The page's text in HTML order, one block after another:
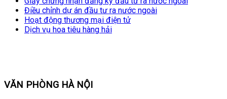
Điều chỉnh dự án đầu tư ra nước ngoài
Hoạt động thương mại điện tử
Dịch vụ hoa tiêu hàng hải
VĂN PHÒNG HÀ NỘI